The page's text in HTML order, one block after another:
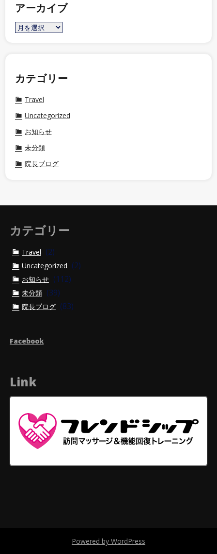
アーカイブ
カテゴリー
Travel
Uncategorized
お知らせ
未分類
院長ブログ
カテゴリー
Travel (2)
Uncategorized (2)
お知らせ (112)
未分類 (39)
院長ブログ (83)
Facebook
Link
Powered by WordPress